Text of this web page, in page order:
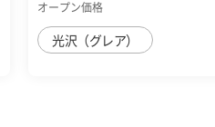
オープン価格
光沢（グレア）